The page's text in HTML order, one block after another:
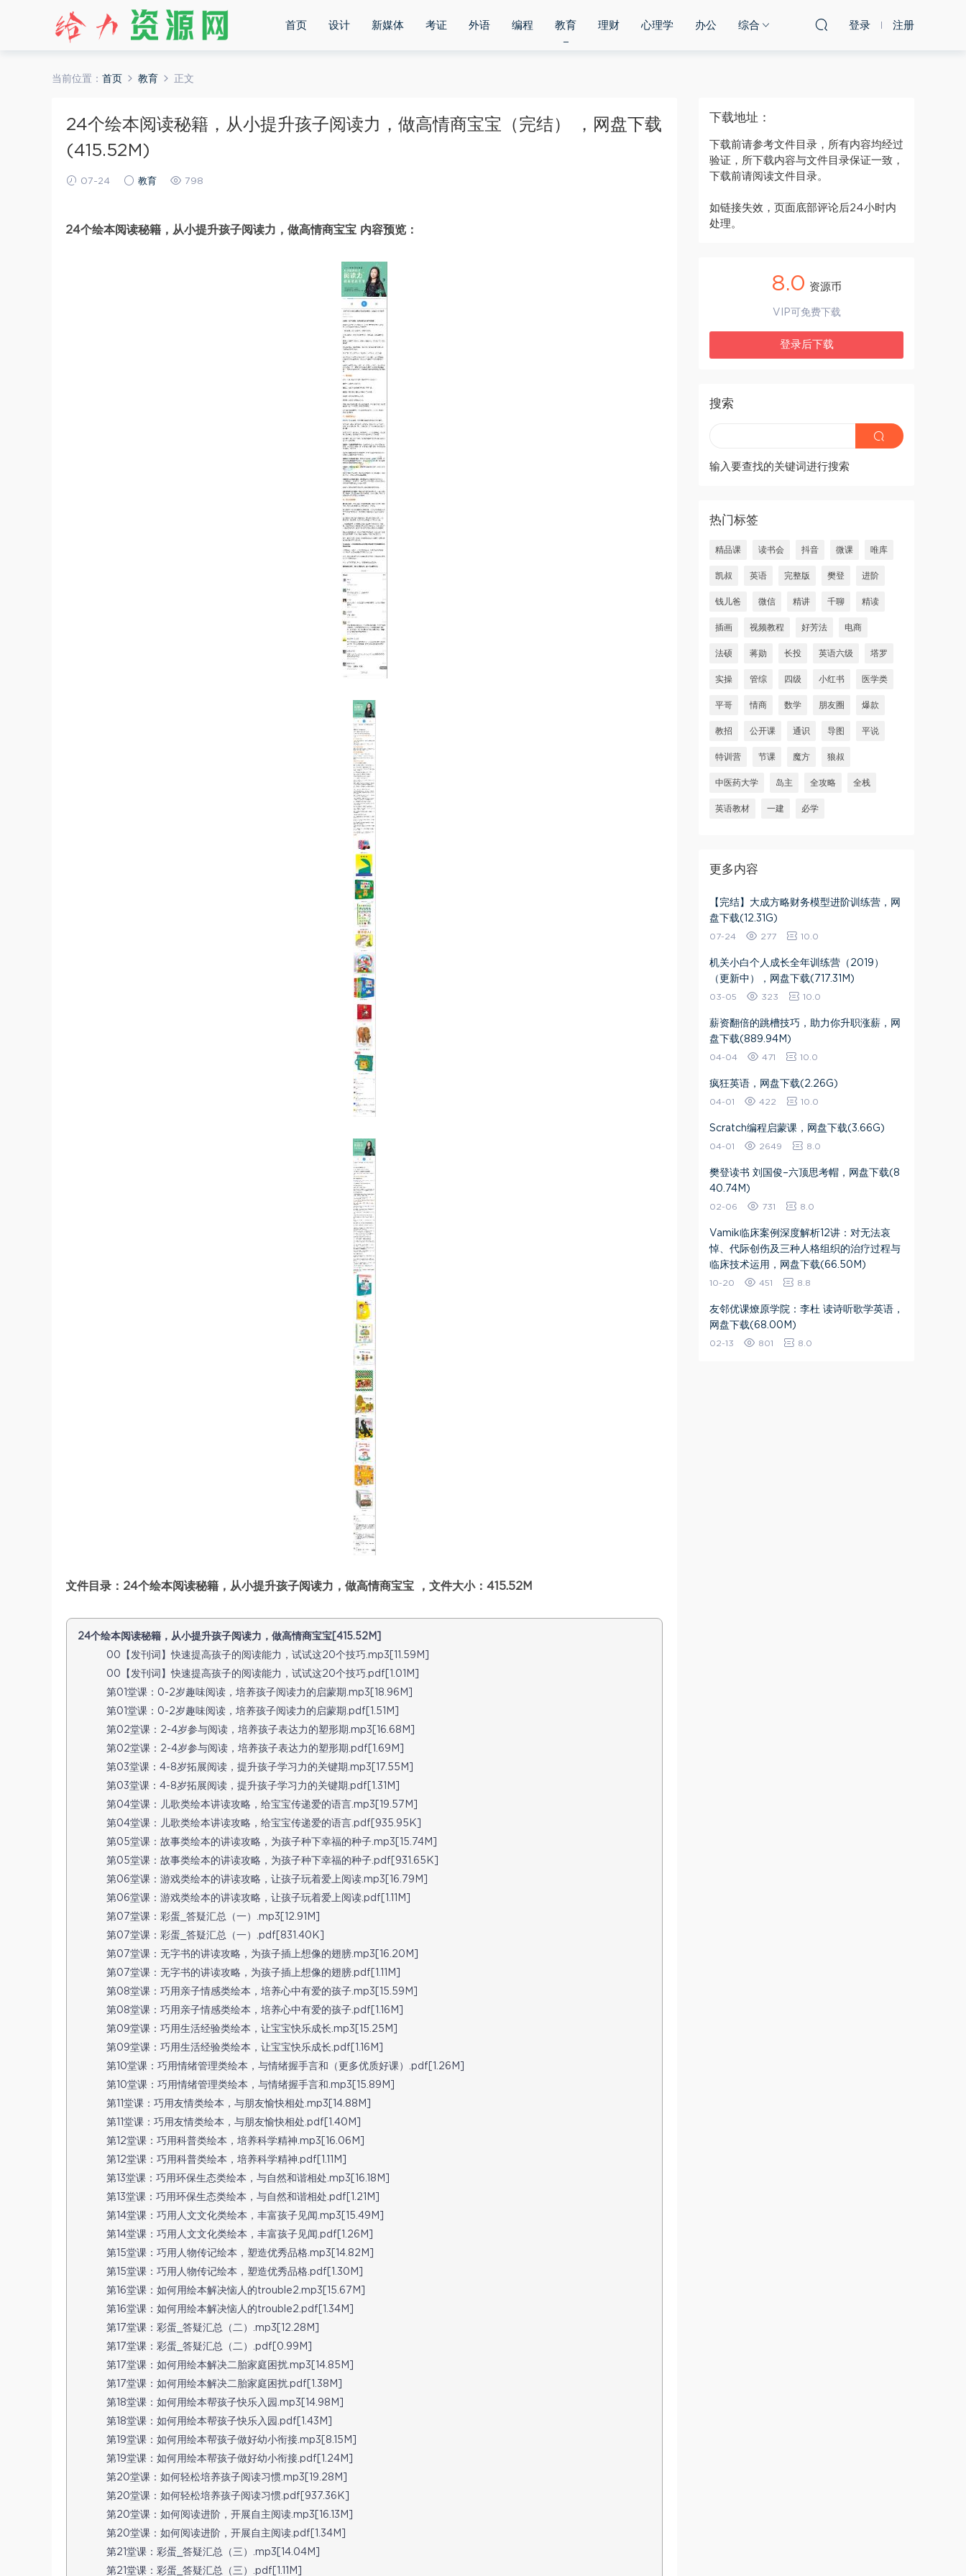
首页 设计 新媒体 考证 外语 编程 教育 理财 心理学 办公 综合 登录 注册
当前位置： 首页 教育 正文
24个绘本阅读秘籍，从小提升孩子阅读力，做高情商宝宝（完结） ，网盘下载
(415.52M)
07-24 教育 798
24个绘本阅读秘籍，从小提升孩子阅读力，做高情商宝宝 内容预览：
文件目录：24个绘本阅读秘籍，从小提升孩子阅读力，做高情商宝宝 ，文件大小：415.52M
24个绘本阅读秘籍，从小提升孩子阅读力，做高情商宝宝[415.52M]
00【发刊词】快速提高孩子的阅读能力，试试这20个技巧.mp3[11.59M]
00【发刊词】快速提高孩子的阅读能力，试试这20个技巧.pdf[1.01M]
第01堂课：0-2岁趣味阅读，培养孩子阅读力的启蒙期.mp3[18.96M]
第01堂课：0-2岁趣味阅读，培养孩子阅读力的启蒙期.pdf[1.51M]
第02堂课：2-4岁参与阅读，培养孩子表达力的塑形期.mp3[16.68M]
第02堂课：2-4岁参与阅读，培养孩子表达力的塑形期.pdf[1.69M]
第03堂课：4-8岁拓展阅读，提升孩子学习力的关键期.mp3[17.55M]
第03堂课：4-8岁拓展阅读，提升孩子学习力的关键期.pdf[1.31M]
第04堂课：儿歌类绘本讲读攻略，给宝宝传递爱的语言.mp3[19.57M]
第04堂课：儿歌类绘本讲读攻略，给宝宝传递爱的语言.pdf[935.95K]
第05堂课：故事类绘本的讲读攻略，为孩子种下幸福的种子.mp3[15.74M]
第05堂课：故事类绘本的讲读攻略，为孩子种下幸福的种子.pdf[931.65K]
第06堂课：游戏类绘本的讲读攻略，让孩子玩着爱上阅读.mp3[16.79M]
第06堂课：游戏类绘本的讲读攻略，让孩子玩着爱上阅读.pdf[1.11M]
第07堂课：彩蛋_答疑汇总（一）.mp3[12.91M]
第07堂课：彩蛋_答疑汇总（一）.pdf[831.40K]
第07堂课：无字书的讲读攻略，为孩子插上想像的翅膀.mp3[16.20M]
第07堂课：无字书的讲读攻略，为孩子插上想像的翅膀.pdf[1.11M]
第08堂课：巧用亲子情感类绘本，培养心中有爱的孩子.mp3[15.59M]
第08堂课：巧用亲子情感类绘本，培养心中有爱的孩子.pdf[1.16M]
第09堂课：巧用生活经验类绘本，让宝宝快乐成长.mp3[15.25M]
第09堂课：巧用生活经验类绘本，让宝宝快乐成长.pdf[1.16M]
第10堂课：巧用情绪管理类绘本，与情绪握手言和（更多优质好课）.pdf[1.26M]
第10堂课：巧用情绪管理类绘本，与情绪握手言和.mp3[15.89M]
第11堂课：巧用友情类绘本，与朋友愉快相处.mp3[14.88M]
第11堂课：巧用友情类绘本，与朋友愉快相处.pdf[1.40M]
第12堂课：巧用科普类绘本，培养科学精神.mp3[16.06M]
第12堂课：巧用科普类绘本，培养科学精神.pdf[1.11M]
第13堂课：巧用环保生态类绘本，与自然和谐相处.mp3[16.18M]
第13堂课：巧用环保生态类绘本，与自然和谐相处.pdf[1.21M]
第14堂课：巧用人文文化类绘本，丰富孩子见闻.mp3[15.49M]
第14堂课：巧用人文文化类绘本，丰富孩子见闻.pdf[1.26M]
第15堂课：巧用人物传记绘本，塑造优秀品格.mp3[14.82M]
第15堂课：巧用人物传记绘本，塑造优秀品格.pdf[1.30M]
第16堂课：如何用绘本解决恼人的trouble2.mp3[15.67M]
第16堂课：如何用绘本解决恼人的trouble2.pdf[1.34M]
第17堂课：彩蛋_答疑汇总（二）.mp3[12.28M]
第17堂课：彩蛋_答疑汇总（二）.pdf[0.99M]
第17堂课：如何用绘本解决二胎家庭困扰.mp3[14.85M]
第17堂课：如何用绘本解决二胎家庭困扰.pdf[1.38M]
第18堂课：如何用绘本帮孩子快乐入园.mp3[14.98M]
第18堂课：如何用绘本帮孩子快乐入园.pdf[1.43M]
第19堂课：如何用绘本帮孩子做好幼小衔接.mp3[8.15M]
第19堂课：如何用绘本帮孩子做好幼小衔接.pdf[1.24M]
第20堂课：如何轻松培养孩子阅读习惯.mp3[19.28M]
第20堂课：如何轻松培养孩子阅读习惯.pdf[937.36K]
第20堂课：如何阅读进阶，开展自主阅读.mp3[16.13M]
第20堂课：如何阅读进阶，开展自主阅读.pdf[1.34M]
第21堂课：彩蛋_答疑汇总（三）.mp3[14.04M]
第21堂课：彩蛋_答疑汇总（三）.pdf[1.11M]
下载地址：
下载前请参考文件目录，所有内容均经过
验证，所下载内容与文件目录保证一致，
下载前请阅读文件目录。
如链接失效，页面底部评论后24小时内
处理。
8.0 资源币
VIP可免费下载
登录后下载
搜索
输入要查找的关键词进行搜索
热门标签
精品课 读书会 抖音 微课 唯库
凯叔 英语 完整版 樊登 进阶
钱儿爸 微信 精讲 千聊 精读
插画 视频教程 好芳法 电商
法硕 蒋勋 长投 英语六级 塔罗
实操 管综 四级 小红书 医学类
平哥 情商 数学 朋友圈 爆款
教招 公开课 通识 导图 平说
特训营 节课 魔方 狼叔
中医药大学 岛主 全攻略 全栈
英语教材 一建 必学
更多内容
【完结】大成方略财务模型进阶训练营，网
盘下载(12.31G)
07-24 277 10.0
机关小白个人成长全年训练营（2019）
（更新中），网盘下载(717.31M)
03-05 323 10.0
薪资翻倍的跳槽技巧，助力你升职涨薪，网
盘下载(889.94M)
04-04 471 10.0
疯狂英语，网盘下载(2.26G)
04-01 422 10.0
Scratch编程启蒙课，网盘下载(3.66G)
04-01 2649 8.0
樊登读书 刘国俊–六顶思考帽，网盘下载(8
40.74M)
02-06 731 8.0
Vamik临床案例深度解析12讲：对无法哀
悼、代际创伤及三种人格组织的治疗过程与
临床技术运用​，网盘下载(66.50M)
10-20 451 8.8
友邻优课燎原学院：李杜 读诗听歌学英语，
网盘下载(68.00M)
02-13 801 8.0